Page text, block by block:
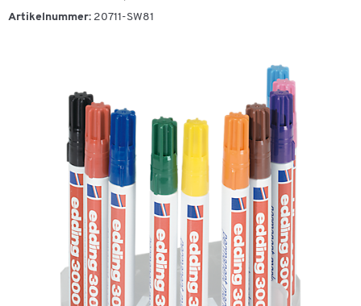
Artikelnummer: 20711-SW81